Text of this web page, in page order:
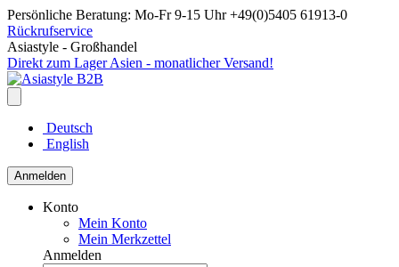
Persönliche Beratung: Mo-Fr 9-15 Uhr +49(0)5405 61913-0
Rückrufservice
Asiastyle - Großhandel
Direkt zum Lager Asien - monatlicher Versand!
Deutsch
English
Anmelden
Konto
Mein Konto
Mein Merkzettel
Anmelden